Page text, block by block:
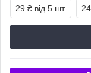
29 ₴ від 5 шт.